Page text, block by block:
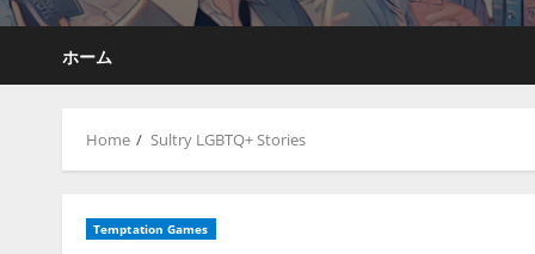
ホーム
Home Sultry LGBTQ+ Stories
Temptation Games